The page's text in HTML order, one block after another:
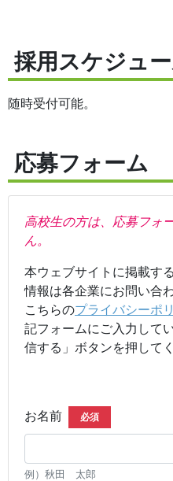
採用スケジュ
随時受付可能。
応募フォーム
高校生の方は、応募フォ
ん。
本ウェブサイトに掲載す
情報は各企業にお問い合
こちらのプライバシーポ
記フォームにご入力して
信する」ボタンを押して
お名前 必須
例）秋田 太郎